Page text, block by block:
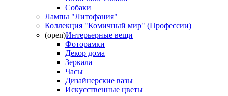
Собаки
Лампы "Литофания"
Коллекция "Комичный мир" (Профессии)
(open)Интерьерные вещи
Фоторамки
Декор дома
Зеркала
Часы
Дизайнерские вазы
Искусственные цветы